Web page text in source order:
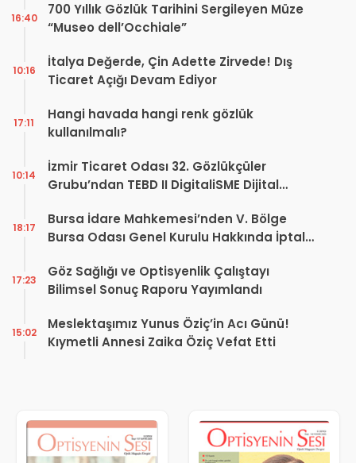
700 Yıllık Gözlük Tarihini Sergileyen Müze
“Museo dell’Occhiale”
16:40
İtalya Değerde, Çin Adette Zirvede! Dış
Ticaret Açığı Devam Ediyor
10:16
Hangi havada hangi renk gözlük
kullanılmalı?
17:11
İzmir Ticaret Odası 32. Gözlükçüler
Grubu’ndan TEBD II DigitaliSME Dijital
10:14
Bursa İdare Mahkemesi’nden V. Bölge
Bursa Odası Genel Kurulu Hakkında İptal
18:17
Göz Sağlığı ve Optisyenlik Çalıştayı
Bilimsel Sonuç Raporu Yayımlandı
17:23
Meslektaşımız Yunus Öziç’in Acı Günü!
Kıymetli Annesi Zaika Öziç Vefat Etti
15:02